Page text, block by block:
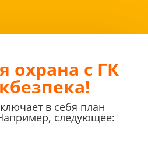
охрана с ГК
в себя план
следующее: